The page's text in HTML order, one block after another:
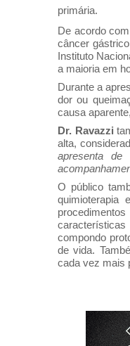
primária.
De acordo
câncer
Instituto
a maioria em
Durante a
dor ou
causa
Dr. Ravazzi
alta,
apresenta
O público
quimioterapia
compondo
de vida.
cada vez mais